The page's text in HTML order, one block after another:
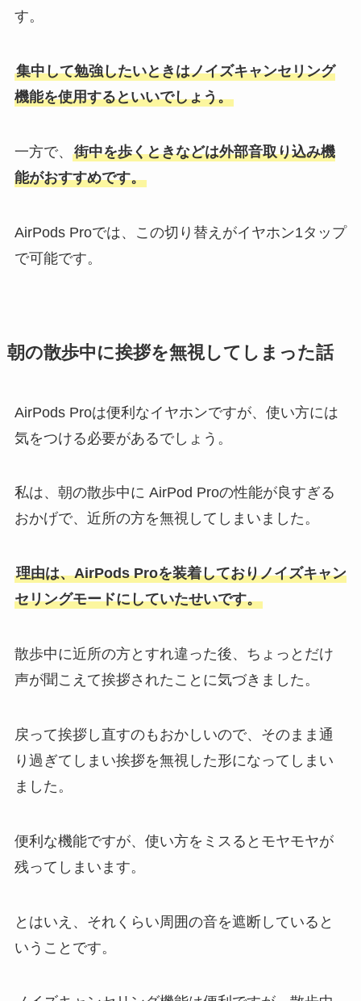
す。
集中して勉強したいときはノイズキャンセリング
機能を使用するといいでしょう。
一方で、 街中を歩くときなどは外部音取り込み機
能がおすすめです。
AirPods Proでは、この切り替えがイヤホン1タップ
で可能です。
朝の散歩中に挨拶を無視してしまった話
AirPods Proは便利なイヤホンですが、使い方には
気をつける必要があるでしょう。
私は、朝の散歩中に AirPod Proの性能が良すぎる
おかげで、近所の方を無視してしまいました。
理由は、AirPods Proを装着しておりノイズキャン
セリングモードにしていたせいです。
散歩中に近所の方とすれ違った後、ちょっとだけ
声が聞こえて挨拶されたことに気づきました。
戻って挨拶し直すのもおかしいので、そのまま通
り過ぎてしまい挨拶を無視した形になってしまい
ました。
便利な機能ですが、使い方をミスるとモヤモヤが
残ってしまいます。
とはいえ、それくらい周囲の音を遮断していると
いうことです。